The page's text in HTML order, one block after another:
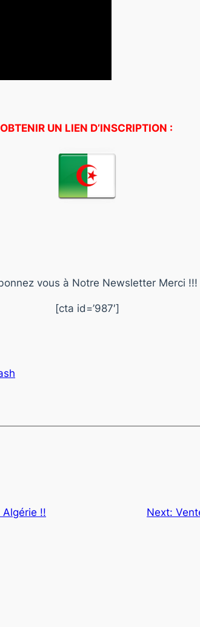
OBTENIR UN LIEN D’INSCRIPTION :
vous à Notre Newsletter Merci !!!
[cta id=’987′]
Algérie !! Next: